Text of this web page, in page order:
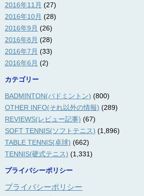
2016年11月 (27)
2016年10月 (28)
2016年9月 (26)
2016年8月 (28)
2016年7月 (33)
2016年6月 (2)
カテゴリー
BADMINTON(バドミントン) (800)
OTHER INFO(それ以外の情報) (289)
REVIEWS(レビュー記事) (67)
SOFT TENNIS(ソフトテニス) (1,896)
TABLE TENNIS(卓球) (662)
TENNIS(硬式テニス) (1,331)
プライバシーポリシー
プライバシーポリシー